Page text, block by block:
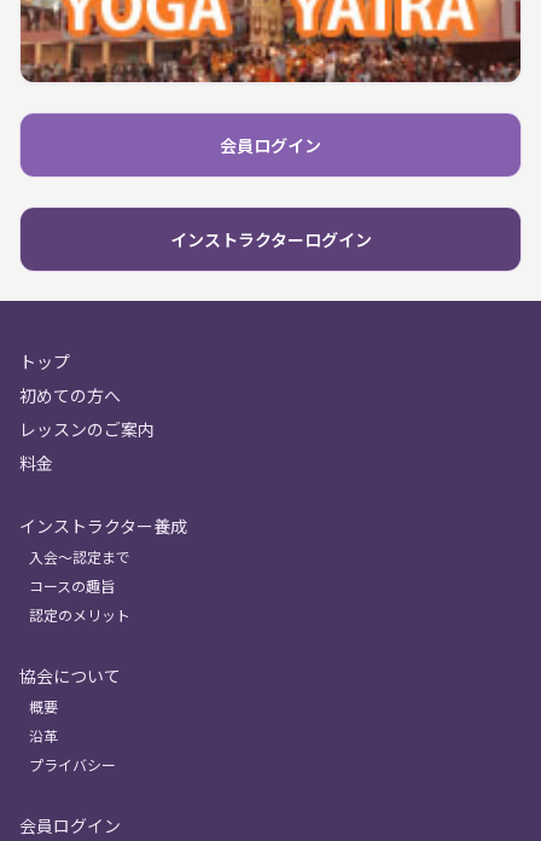
会員ログイン
インストラクターログイン
トップ
初めての方へ
レッスンのご案内
料金
インストラクター養成
入会〜認定まで
コースの趣旨
認定のメリット
協会について
概要
沿革
プライバシー
会員ログイン